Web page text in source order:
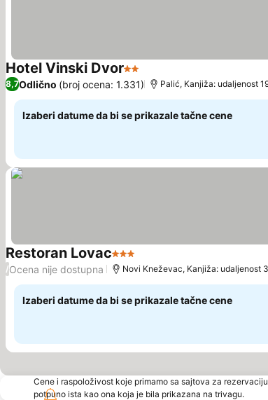
Hotel Vinski Dvor2 ZvezdicePogledaj cene
8,7Odlično (broj ocena: 1.331) Palić, Kanjiža: udaljenost
Izaberi datume da bi se prikazale tačne cene
Restoran Lovac3 Zvezdice
/Ocena nije dostupna Novi Kneževac, Kanjiža: udaljenost
Izaberi datume da bi se prikazale tačne cene
Cene i raspoloživost koje primamo sa sajtova za
potpuno ista kao ona koja je bila prikazana na trivagu.